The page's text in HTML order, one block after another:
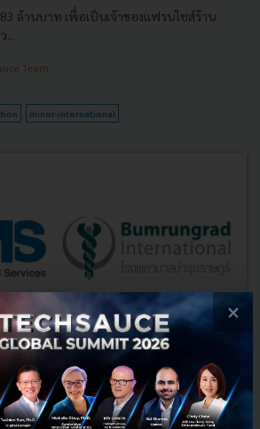
ล้านบาท เพื่อเป็นเจ้าของแฟรนไชส์ร้าน
Team
minor-international
×